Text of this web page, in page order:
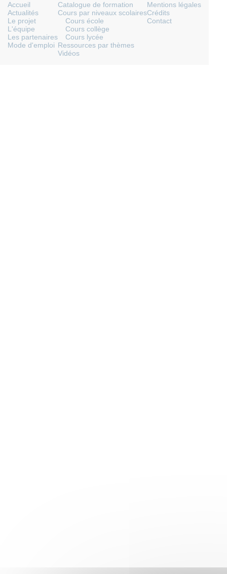
Accueil
Actualités
Le projet
L'équipe
Les partenaires
Mode d'emploi
Catalogue de formation
Cours par niveaux scolaires
Cours école
Cours collège
Cours lycée
Ressources par thèmes
Vidéos
Mentions légales
Crédits
Contact